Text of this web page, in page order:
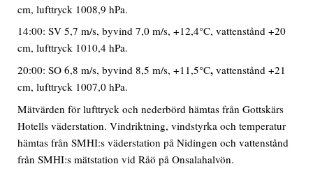
cm, lufttryck 1008,9 hPa.
14:00: SV 5,7 m/s, byvind 7,0 m/s, +12,4°C, vattenstånd +20
cm, lufttryck 1010,4 hPa.
20:00: SO 6,8 m/s, byvind 8,5 m/s, +11,5°C,vattenstånd +21
cm, lufttryck 1007,0 hPa.
Mätvärden för lufttryck och nederbörd hämtas från Gottskärs
Hotells väderstation. Vindriktning, vindstyrka och temperatur
hämtas från SMHI:s väderstation på Nidingen och vattenstånd
från SMHI:s mätstation vid Råö på Onsalahalvön.